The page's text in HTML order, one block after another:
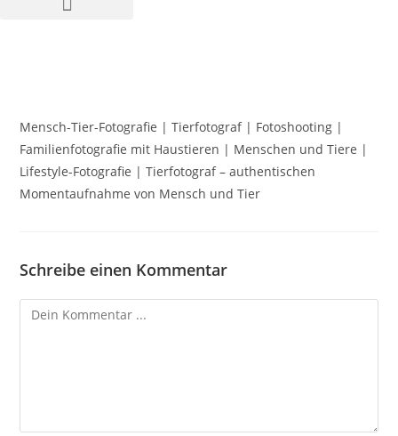
Mensch-Tier-Fotografie | Tierfotograf | Fotoshooting |
Familienfotografie mit Haustieren | Menschen und Tiere |
Lifestyle-Fotografie | Tierfotograf – authentischen
Momentaufnahme von Mensch und Tier
Schreibe einen Kommentar